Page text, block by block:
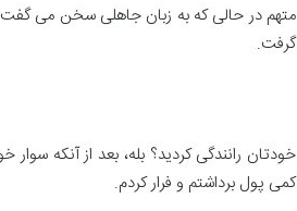
متهم در حالی که به زبان جاهلی سخن می
گرفت.
خودتان رانندگی کردید؟ بله، بعد از آنکه
کمی پول برداشتم و فرار کردم.